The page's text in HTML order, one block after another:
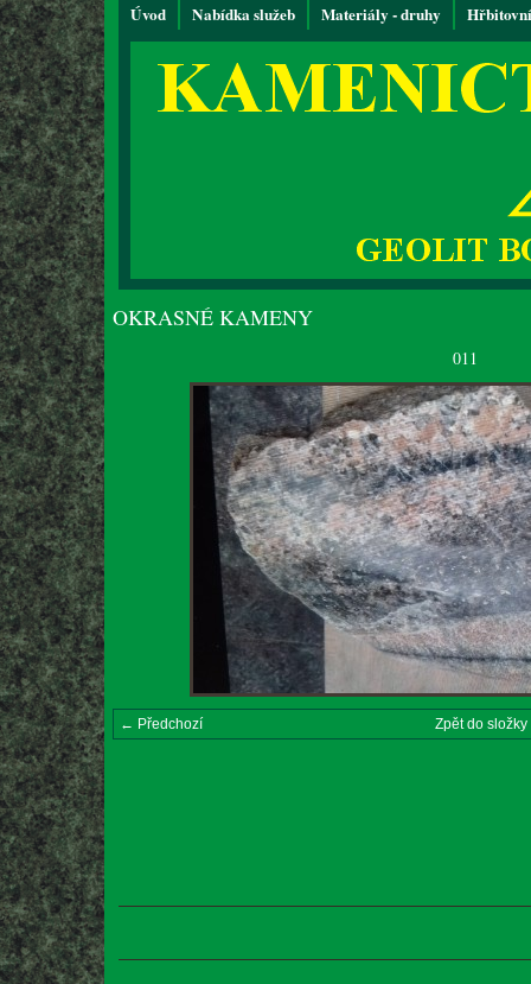
Úvod Nabídka služeb Materiály - druhy
OKRASNÉ KAMENY
011
← Předchozí Zpět do složky